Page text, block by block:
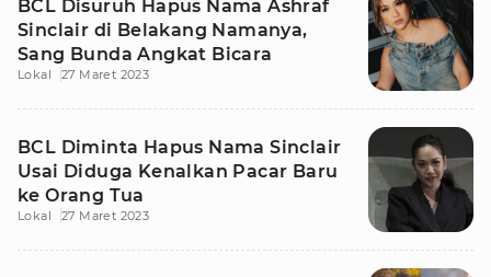
BCL Disuruh Hapus Nama Ashraf
Sinclair di Belakang Namanya,
Sang Bunda Angkat Bicara
Lokal 27 Maret 2023
BCL Diminta Hapus Nama Sinclair
Usai Diduga Kenalkan Pacar Baru
ke Orang Tua
Lokal 27 Maret 2023